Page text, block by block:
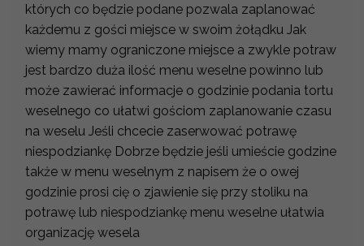
których co będzie podane pozwala zaplanować
każdemu z gości miejsce w swoim żołądku Jak
wiemy mamy ograniczone miejsce a zwykle potraw
jest bardzo duża ilość menu weselne powinno lub
może zawierać informacje o godzinie podania tortu
weselnego co ułatwi gościom zaplanowanie czasu
na weselu Jeśli chcecie zaserwować potrawę
niespodziankę Dobrze będzie jeśli umieście godzine
także w menu weselnym z napisem że o owej
godzinie prosi cię o zjawienie się przy stoliku na
potrawę lub niespodziankę menu weselne ułatwia
organizację wesela